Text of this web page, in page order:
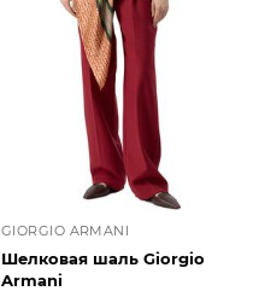
GIORGIO ARMANI
Шелковая шаль Giorgio
Armani